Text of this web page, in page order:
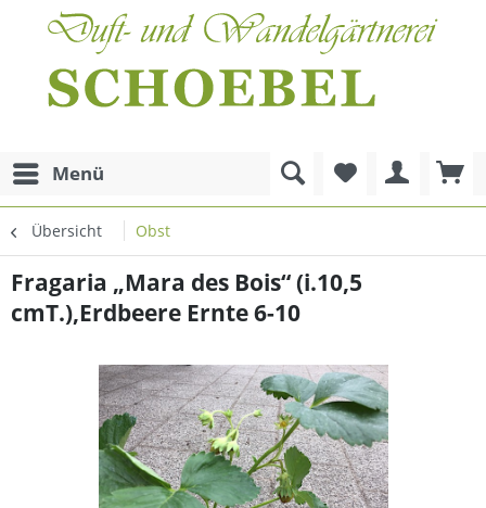
Menü
Übersicht Obst
Fragaria „Mara des Bois“ (i.10,5
cmT.),Erdbeere Ernte 6-10